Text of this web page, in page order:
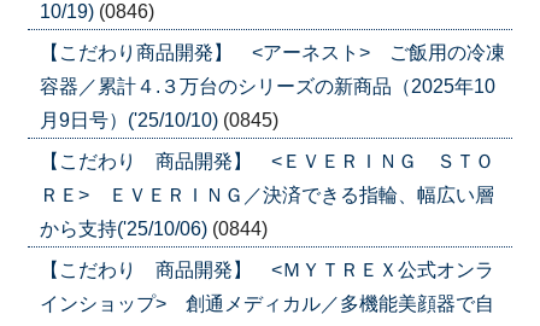
10/19) (0846)
【こだわり商品開発】 <アーネスト> ご飯用の冷凍
容器／累計４.３万台のシリーズの新商品（2025年10
月9日号）('25/10/10) (0845)
【こだわり 商品開発】 <ＥＶＥＲＩＮＧ ＳＴＯ
ＲＥ> ＥＶＥＲＩＮＧ／決済できる指輪、幅広い層
から支持('25/10/06) (0844)
【こだわり 商品開発】 <ＭＹＴＲＥＸ公式オンラ
インショップ> 創通メディカル／多機能美顔器で自